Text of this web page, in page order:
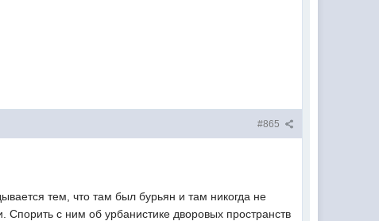
#865
тем, что там был бурьян и там никогда не
с ним об урбанистике дворовых пространств